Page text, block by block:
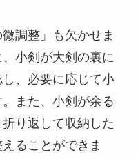
調整」も欠かせま
小剣が大剣の裏に
、必要に応じて小
また、小剣が余る
り返して収納した
ることができま